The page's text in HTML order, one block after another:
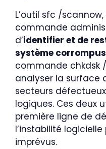
L’outil sfc /
commande
d’identifier et de
système corrompus
commande chkdsk
analyser la surface
secteurs
logiques. Ces deux
première ligne de
l’instabilité
imprévus.